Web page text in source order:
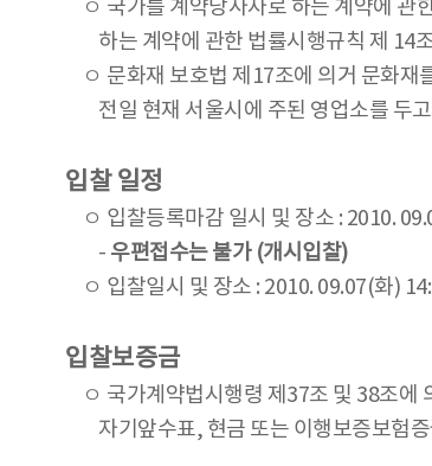
ㅇ 국가를 계약당사자로 하는 계약에 관
하는 계약에 관한 법률시행규칙 제 14
ㅇ 문화재 보호법 제17조에 의거 문화재
전일 현재 서울시에 주된 영업소를 두
입찰 일정
ㅇ 입찰등록마감 일시 및 장소 : 2010.
- 우편접수는 불가 (개시입찰)
ㅇ 입찰일시 및 장소 : 2010. 09.07(화)
입찰보증금
ㅇ 국가계약법시행령 제37조 및 38조에
자기앞수표, 현금 또는 이행보증보험증